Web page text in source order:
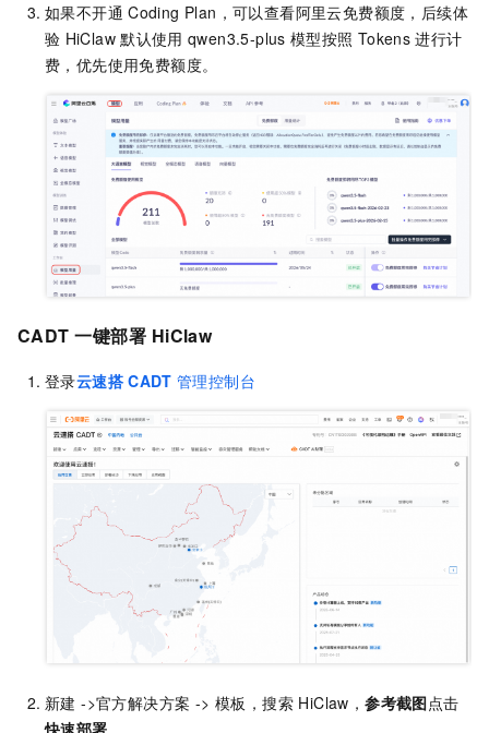
如果不开通 Coding Plan，可以查看阿里云免费额度，后续体
验 HiClaw 默认使用 qwen3.5-plus 模型按照 Tokens 进行计
费，优先使用免费额度。
CADT 一键部署 HiClaw
登录云速搭 CADT 管理控制台
新建 ->官方解决方案 -> 模板，搜索 HiClaw，参考截图点击